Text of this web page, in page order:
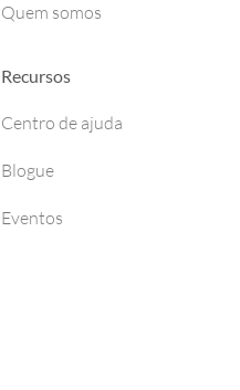
Quem somos
Recursos
Centro de ajuda
Blogue
Eventos